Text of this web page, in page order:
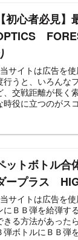
【初心者必見
イトは広告を使用しています エア
行うと、いろんなフ
、交戦距離が長く索
時役に立つのがス
ットボトル
ープラス
サイトは広告を使用しています サバ
にＢＢ弾を給弾する
る方法があったら、改善した
弾ボトルにＢＢ弾